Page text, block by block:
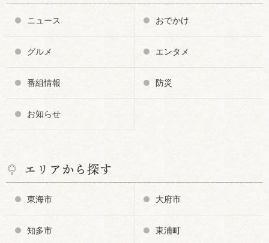
ニュース おでかけ
グルメ エンタメ
番組情報 防災
お知らせ
エリアから探す
東海市 大府市
知多市 東浦町